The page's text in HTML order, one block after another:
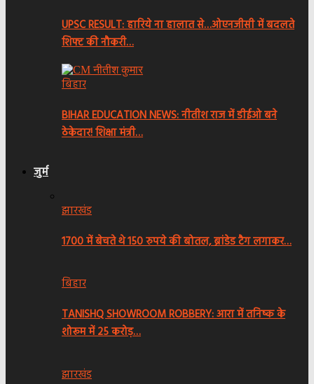
UPSC RESULT: हारिये ना हालात से…ओएनजीसी में बदलते
शिफ्ट की नौकरी…
बिहार
BIHAR EDUCATION NEWS: नीतीश राज में डीईओ बने
ठेकेदार! शिक्षा मंत्री…
जुर्म
झारखंड
1700 में बेचते थे 150 रुपये की बोतल, ब्रांडेड टैग लगाकर…
बिहार
TANISHQ SHOWROOM ROBBERY: आरा में तनिष्क के
शोरूम में 25 करोड़…
झारखंड